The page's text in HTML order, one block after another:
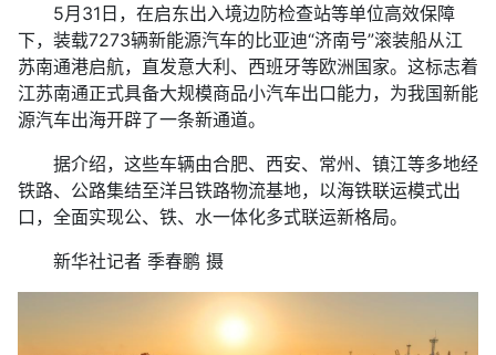
5月31日，在启东出入境边防检查站等单位高效保障
下，装载7273辆新能源汽车的比亚迪“济南号”滚装船从江
苏南通港启航，直发意大利、西班牙等欧洲国家。这标志着
江苏南通正式具备大规模商品小汽车出口能力，为我国新能
源汽车出海开辟了一条新通道。
据介绍，这些车辆由合肥、西安、常州、镇江等多地经
铁路、公路集结至洋吕铁路物流基地，以海铁联运模式出
口，全面实现公、铁、水一体化多式联运新格局。
新华社记者 季春鹏 摄